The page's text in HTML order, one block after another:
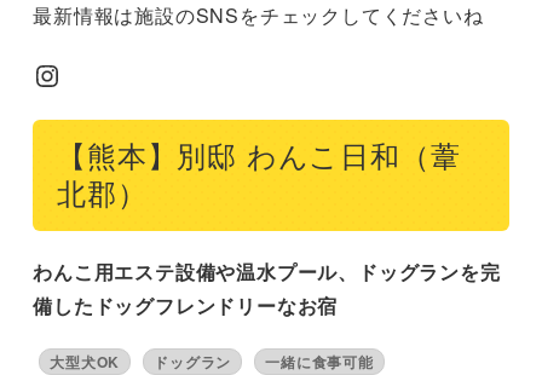
最新情報は施設のSNSをチェックしてくださいね
Instagram
【熊本】別邸 わんこ日和（葦
北郡）
わんこ用エステ設備や温水プール、ドッグランを完
備したドッグフレンドリーなお宿
大型犬OK ドッグラン
一緒に食事可能